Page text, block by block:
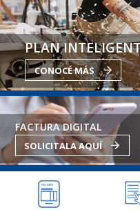
PLAN
CONOCÉ MÁS
FACTURA DIGITAL
SOLICITALA AQUÍ